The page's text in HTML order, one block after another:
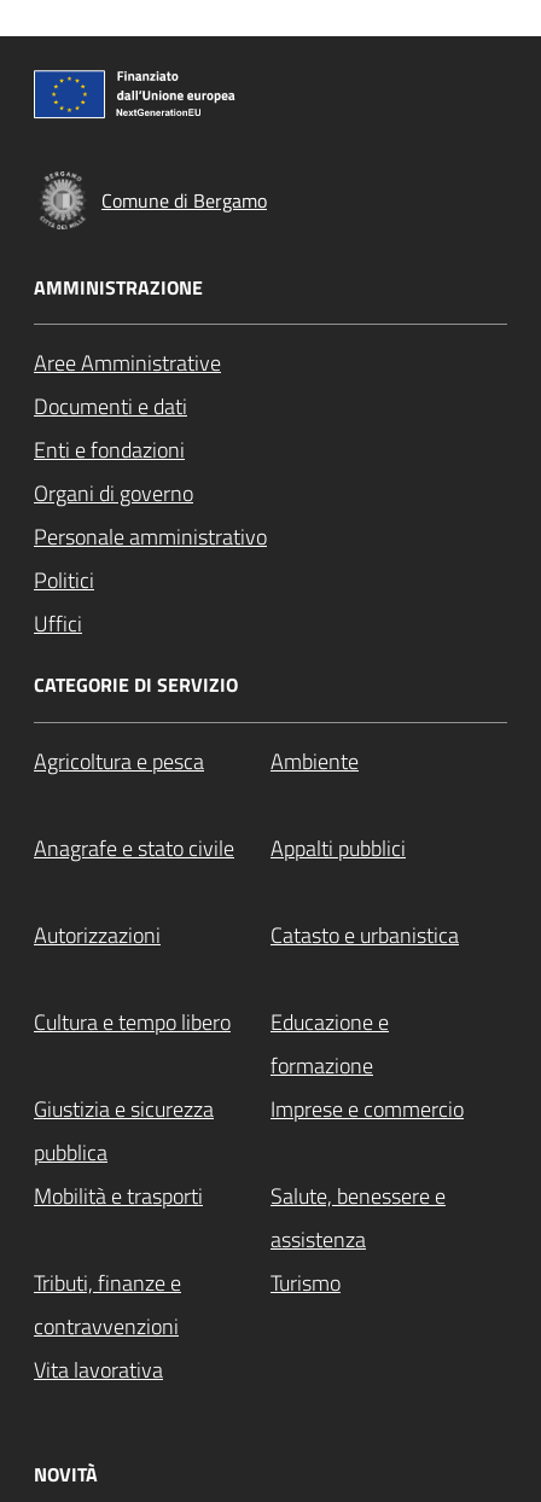
Comune di Bergamo
AMMINISTRAZIONE
Aree Amministrative
Documenti e dati
Enti e fondazioni
Organi di governo
Personale amministrativo
Politici
Uffici
CATEGORIE DI SERVIZIO
Agricoltura e pesca Ambiente
Anagrafe e stato civile Appalti pubblici
Autorizzazioni Catasto e urbanistica
Cultura e tempo libero
Educazione e
formazione
Giustizia e sicurezza
pubblica
Imprese e commercio
Mobilità e trasporti
Salute, benessere e
assistenza
Tributi, finanze e
contravvenzioni
Turismo
Vita lavorativa
NOVITÀ